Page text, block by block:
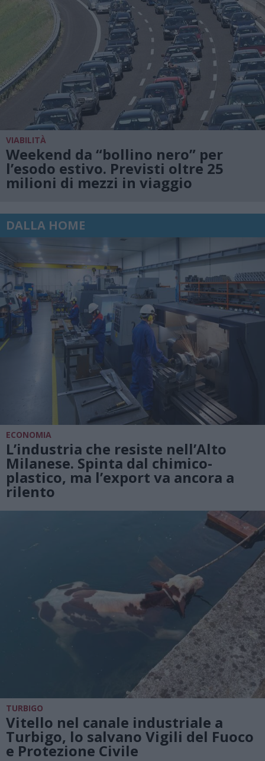
VIABILITÀ
Weekend da “bollino nero” per
l’esodo estivo. Previsti oltre 25
milioni di mezzi in viaggio
DALLA HOME
ECONOMIA
L’industria che resiste nell’Alto
Milanese. Spinta dal chimico-
plastico, ma l’export va ancora a
rilento
TURBIGO
Vitello nel canale industriale a
Turbigo, lo salvano Vigili del Fuoco
e Protezione Civile